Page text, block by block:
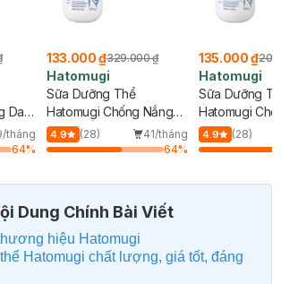
Da
tháng
64%
133.000 ₫329.000 ₫
Hatomugi
Sữa Dưỡng Thể
Hatomugi Chống Nắng
Dưỡng Ẩm SPF50+
PA++++ 250ml
4.9 (28)
41/tháng
64%
135.000 ₫
Hatomugi
Sữa Dưỡng
Hatomugi
Nâng Tông
250ml
4.9 (28)
Dung Chính Bài Viết
hiệu Hatomugi
Hatomugi chất lượng, giá tốt, đáng